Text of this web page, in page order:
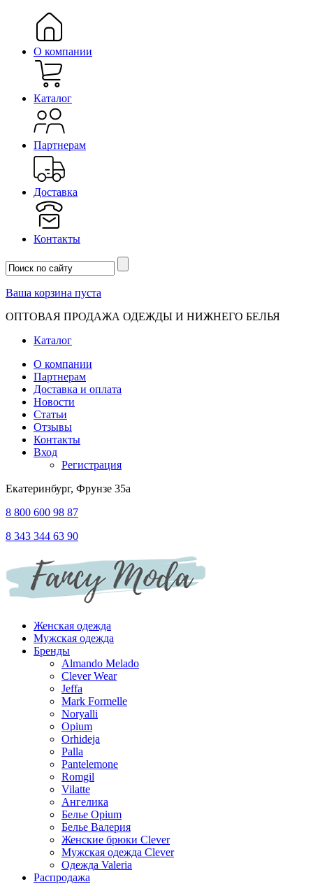
О компании
Каталог
Партнерам
Доставка
Контакты
Ваша корзина пуста
ОПТОВАЯ ПРОДАЖА ОДЕЖДЫ И НИЖНЕГО БЕЛЬЯ
Каталог
О компании
Партнерам
Доставка и оплата
Новости
Статьи
Отзывы
Контакты
Вход
Регистрация
Екатеринбург, Фрунзе 35а
8 800 600 98 87
8 343 344 63 90
Женская одежда
Мужская одежда
Бренды
Almando Melado
Clever Wear
Jeffa
Mark Formelle
Noryalli
Opium
Orhideja
Palla
Pantelemone
Romgil
Vilatte
Ангелика
Белье Opium
Белье Валерия
Женские брюки Clever
Мужская одежда Clever
Одежда Valeria
Распродажа